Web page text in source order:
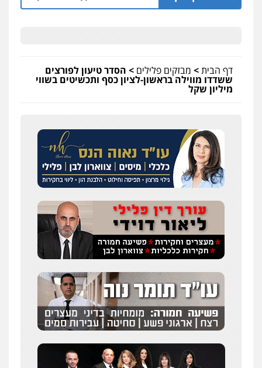
דף הבית> מבזקים פלילים > הסדר טיעון לפורצים
ששדדו מווילה בראשון-לציון כסף ותכשיטים בשווי
מיליון שקל
שחר לדובסקי, עו"ד
פלילי מעצרים וחקירות עבירות המתה עורכי
דין לענייני אסירים
0507913332
עו"ד איהאב ג'לג'ולי
פלילי מעצרים וחקירות עורכי דין לענייני
אסירים
0505216700
עו"ד שלומי שרון
פלילי צבאי מעצרים וחקירות
0547342002